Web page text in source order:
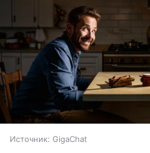
Источник: GigaChat